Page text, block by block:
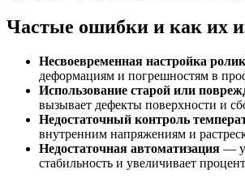
Частые ошибки и как их
Несвоевременная настройка
деформациям и погрешностям в
Использование старой или
вызывает дефекты поверхности и
Недостаточный контроль
внутренним напряжениям и
Недостаточная автоматизация —
стабильность и увеличивает